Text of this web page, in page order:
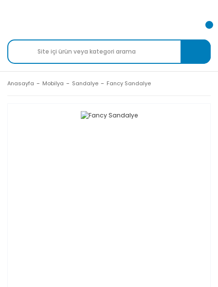
Anasayfa Mobilya Sandalye Fancy Sandalye